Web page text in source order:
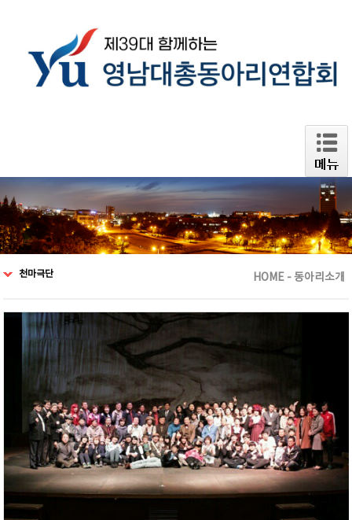
천마극단 HOME - 동아리소개